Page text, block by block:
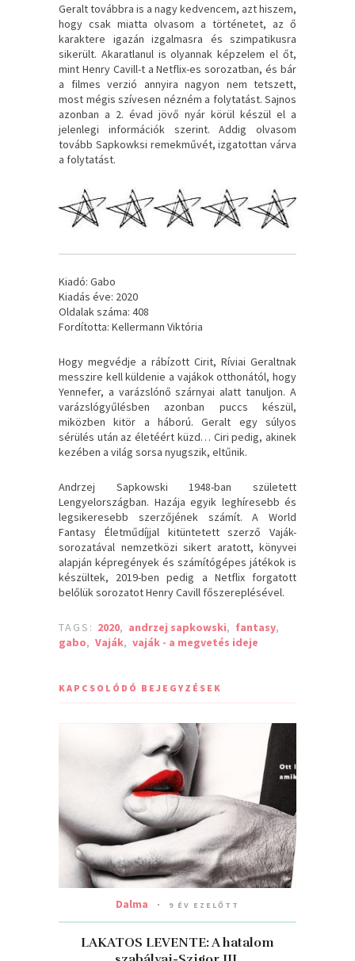
Geralt továbbra is a nagy kedvencem, azt hiszem,
hogy csak miatta olvasom a történetet, az ő
karaktere igazán izgalmasra és szimpatikusra
sikerült. Akaratlanul is olyannak képzelem el őt,
mint Henry Cavill-t a Netflix-es sorozatban, és bár
a filmes verzió annyira nagyon nem tetszett,
most mégis szívesen nézném a folytatást. Sajnos
azonban a 2. évad jövő nyár körül készül el a
jelenlegi információk szerint. Addig olvasom
tovább Sapkowksi remekművét, izgatottan várva
a folytatást.
Kiadó: Gabo
Kiadás éve: 2020
Oldalak száma: 408
Fordította: Kellermann Viktória
Hogy megvédje a rábízott Cirit, Ríviai Geraltnak
messzire kell küldenie a vajákok otthonától, hogy
Yennefer, a varázslónő szárnyai alatt tanuljon. A
varázslógyűlésben azonban puccs készül,
miközben kitör a háború. Geralt egy súlyos
sérülés után az életéért küzd… Ciri pedig, akinek
kezében a világ sorsa nyugszik, eltűnik.
Andrzej Sapkowski 1948-ban született
Lengyelországban. Hazája egyik leghíresebb és
legsikeresebb szerzőjének számít. A World
Fantasy Életműdíjjal kitüntetett szerző Vaják-
sorozatával nemzetközi sikert aratott, könyvei
alapján képregények és számítógépes játékok is
készültek, 2019-ben pedig a Netflix forgatott
belőlük sorozatot Henry Cavill főszereplésével.
TAGS: 2020, andrzej sapkowski, fantasy,
gabo, Vaják, vaják - a megvetés ideje
KAPCSOLÓDÓ BEJEGYZÉSEK
Dalma 9 ÉV EZELŐTT
LAKATOS LEVENTE: A ​hatalom